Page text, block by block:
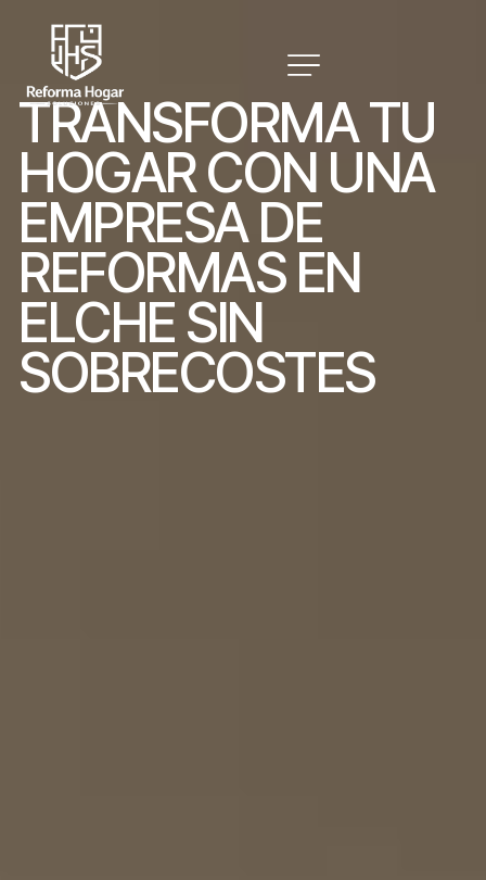
TRANSFORMATU
HOGARCON UNA
EMPRESA DE
REFORMAS EN
ELCHE SIN
SOBRECOSTES